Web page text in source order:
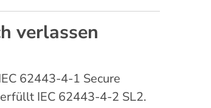
verlassen
62443-4-1 Secure
IEC 62443-4-2 SL2.